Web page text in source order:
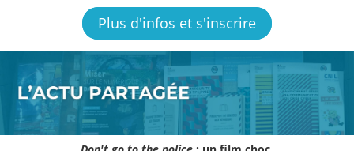
Plus d'infos et s'inscrire